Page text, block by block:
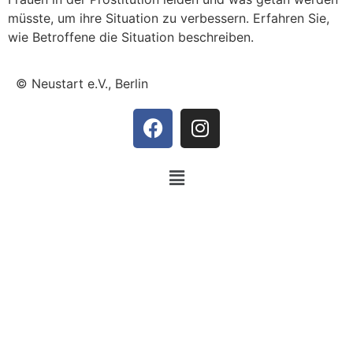
müsste, um ihre Situation zu verbessern. Erfahren Sie,
wie Betroffene die Situation beschreiben.
© Neustart e.V., Berlin